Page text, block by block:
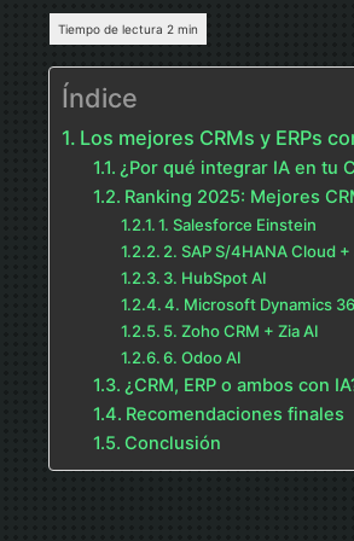
Índice
Los mejores CRMs y ERPs
¿Por qué integrar IA en tu
Ranking 2025: Mejores
1. Salesforce Einstein
2. SAP S/4HANA Cloud
3. HubSpot AI
4. Microsoft Dynamics
5. Zoho CRM + Zia AI
6. Odoo AI
¿CRM, ERP o ambos con
Recomendaciones finales
Conclusión